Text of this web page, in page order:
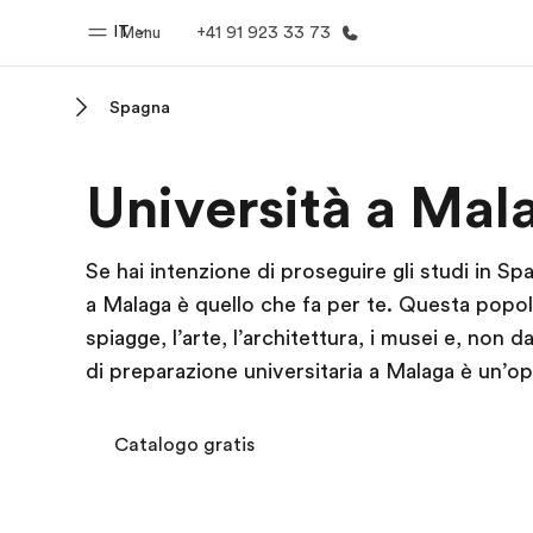
Menu
IT +41 91 923 33 73
Benvenuto alla EF Vedi la
Spagna
Università a
Se hai intenzione di proseguire gli studi in
a Malaga è quello che fa per te. Questa
spiagge, l’arte, l’architettura, i musei e, non
di preparazione universitaria a Malaga è
Catalogo gratis